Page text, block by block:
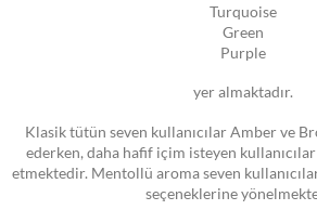
Turquoise
Green
Purple
yer almaktadır.
Klasik tütün seven kullanıcılar Amber ve
ederken, daha hafif içim isteyen
etmektedir. Mentollü aroma seven
seçeneklerine